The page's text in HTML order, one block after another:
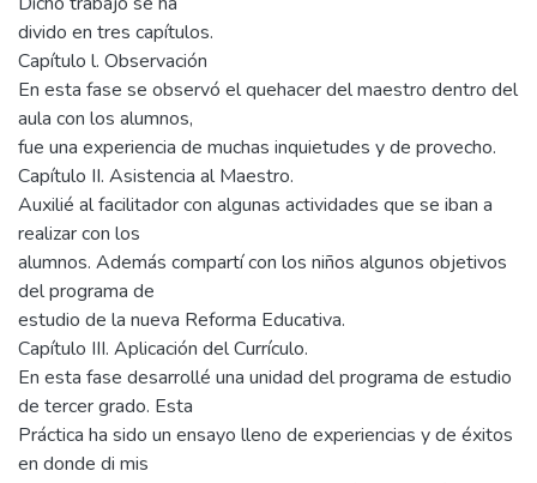
divido en tres capítulos.
Capítulo l. Observación
En esta fase se observó el quehacer del maestro dentro del
aula con los alumnos,
fue una experiencia de muchas inquietudes y de provecho.
Capítulo II. Asistencia al Maestro.
Auxilié al facilitador con algunas actividades que se iban a
realizar con los
alumnos. Además compartí con los niños algunos objetivos
del programa de
estudio de la nueva Reforma Educativa.
Capítulo III. Aplicación del Currículo.
En esta fase desarrollé una unidad del programa de estudio
de tercer grado. Esta
Práctica ha sido un ensayo lleno de experiencias y de éxitos
en donde di mis